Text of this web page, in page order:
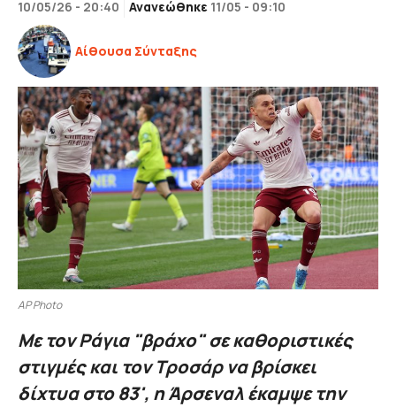
10/05/26 - 20:40 Ανανεώθηκε 11/05 - 09:10
Αίθουσα Σύνταξης
AP Photo
Με τον Ράγια "βράχο" σε καθοριστικές
στιγμές και τον Τροσάρ να βρίσκει
δίχτυα στο 83', η Άρσεναλ έκαμψε την